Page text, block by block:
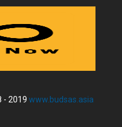
- 2019 www.budsas.asia